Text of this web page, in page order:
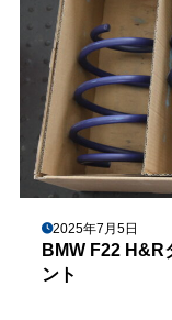
2025年7月5日
BMW F22 H&R
ント